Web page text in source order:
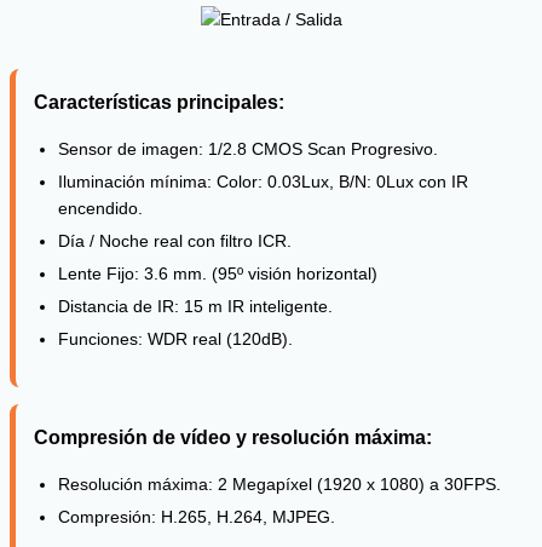
Características principales:
Sensor de imagen: 1/2.8 CMOS Scan Progresivo.
Iluminación mínima: Color: 0.03Lux, B/N: 0Lux con IR
encendido.
Día / Noche real con filtro ICR.
Lente Fijo: 3.6 mm. (95º visión horizontal)
Distancia de IR: 15 m IR inteligente.
Funciones: WDR real (120dB).
Compresión de vídeo y resolución máxima:
Resolución máxima: 2 Megapíxel (1920 x 1080) a 30FPS.
Compresión: H.265, H.264, MJPEG.